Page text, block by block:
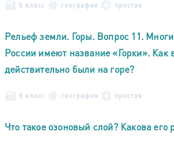
5 класс география простая
Рельеф земли. Горы. Вопрос 11.
России имеют название «Горки». Как
действительно были на горе?
5 класс география простая
Что такое озоновый слой? Какова его